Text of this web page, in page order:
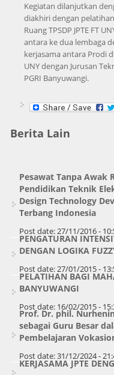
Kegiatan dilanjutkan
diakhiri dengan
Ruang TPSDP JPTE FT
antara ke dua lembaga
kerjasama antara Prodi
UNY dengan Jurusan
PGRI Banyuwangi.
Berita Lain
Pesawat Tanpa Awak
Pendidikan Teknik
Design Technology
Terbang Indonesia
Post date:27/11/2016 -
PENGATURAN
DENGAN LOGIKA
Post date:27/01/2015 -
PELATIHAN BAGI
BANYUWANGI
Post date: 16/02/2015 -
Prof. Dr. phil.
sebagai Guru Besar
Pembelajaran
Post date:31/12/2024 -
KERJASAMA JPTE